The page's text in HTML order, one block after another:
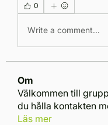
0
Write a comment...
Om
Välkommen till
du hålla kontakten
Läs mer